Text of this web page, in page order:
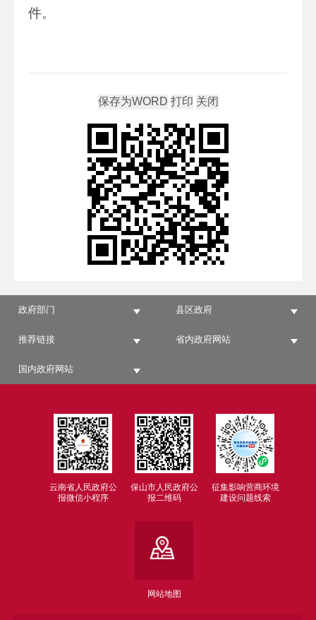
件。
政府部门 县区政府
推荐链接 省内政府网站
国内政府网站
云南省人民政府公
报微信小程序
保山市人民政府公
报二维码
征集影响营商环境
建设问题线索
网站地图